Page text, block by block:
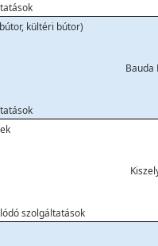
kültéri bútor)
Bauda
szolgáltatások